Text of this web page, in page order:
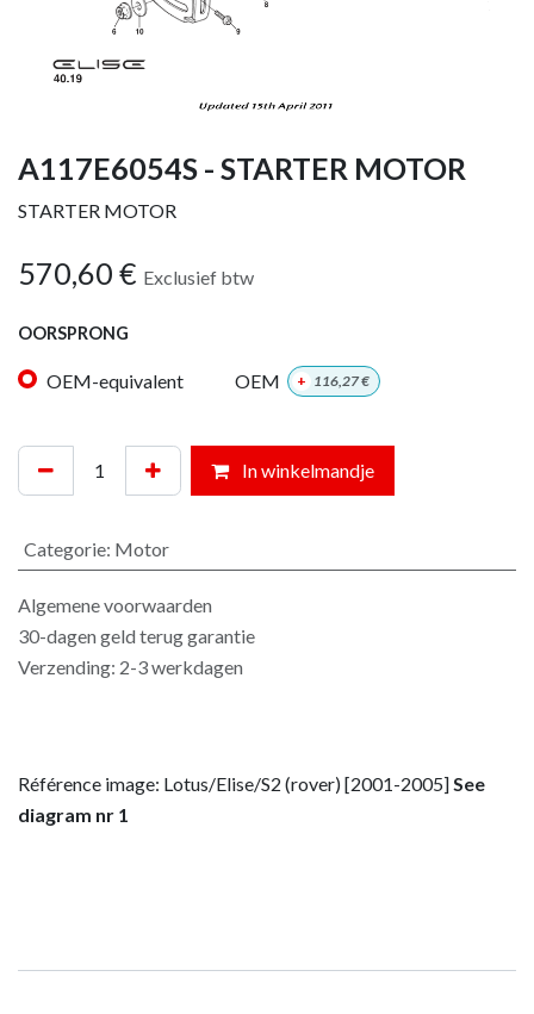
A117E6054S - STARTER MOTOR
STARTER MOTOR
570,60 € Exclusief btw
OORSPRONG
OEM-equivalent OEM + 116,27€
In winkelmandje
Categorie: Motor
Algemene voorwaarden
30-dagen geld terug garantie
Verzending: 2-3 werkdagen
Référence image: Lotus/Elise/S2 (rover) [2001-2005]See
diagram nr 1